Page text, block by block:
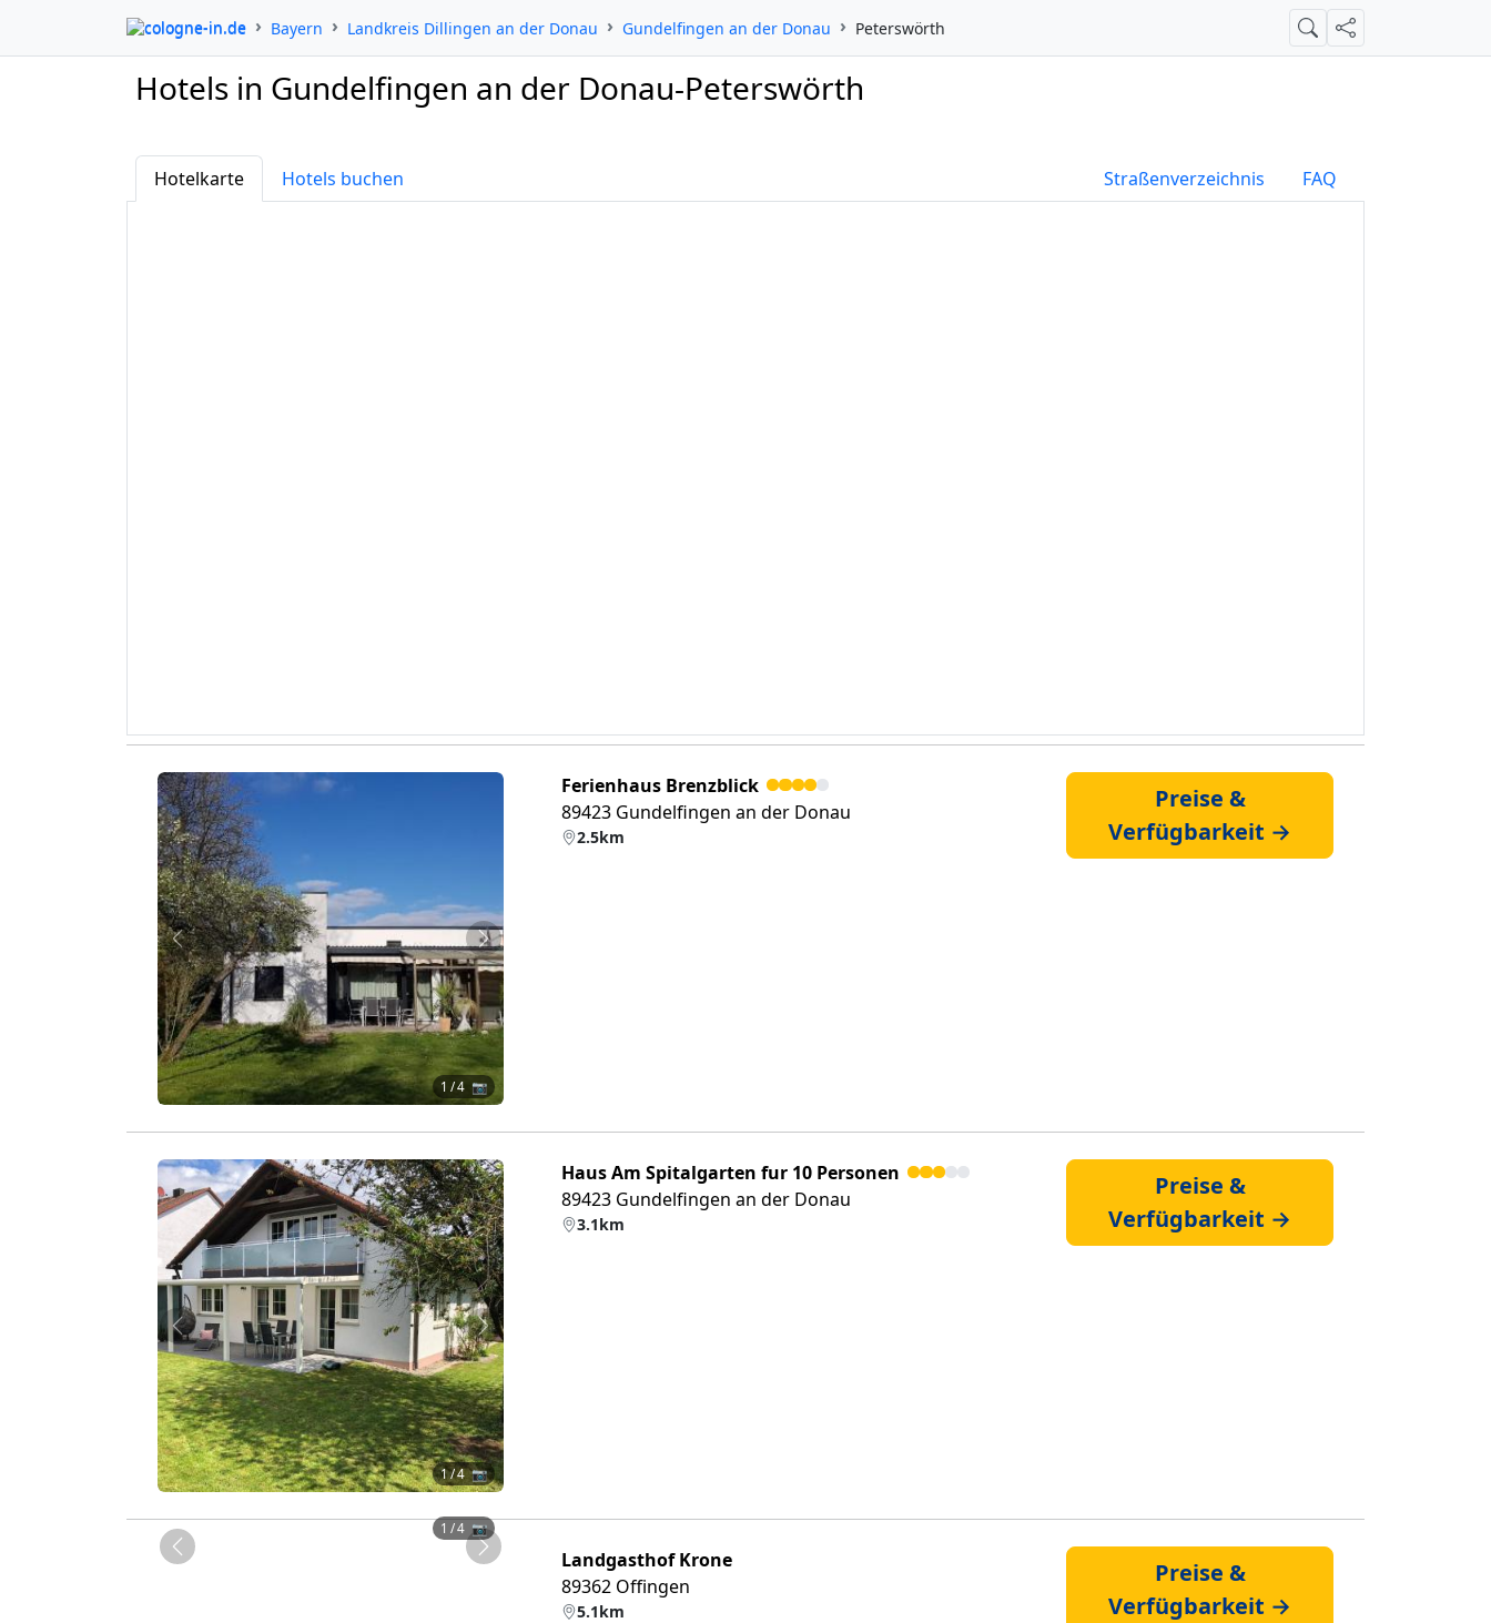
cologne-in.de Bayern Landkreis Dillingen an der Donau Gundelfingen an der Donau Peterswörth SucheTeilen
Hotels in Gundelfingen an der Donau-Peterswörth
Hotelkarte Hotels buchen Straßenverzeichnis FAQ
Zurück Weiter
1 / 4 📷
Ferienhaus Brenzblick
89423 Gundelfingen an der Donau
2.5km
Preise &
Verfügbarkeit →
Zurück Weiter
1/ 4 📷
Haus Am Spitalgarten fur 10 Personen
89423 Gundelfingen an der Donau
3.1km
Preise &
Verfügbarkeit →
Zurück Weiter
1 / 4 📷
Landgasthof Krone
89362 Offingen
5.1km
Preise &
Verfügbarkeit →